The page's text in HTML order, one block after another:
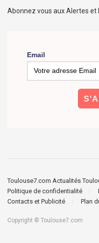
Abonnez vous aux Alertes
Email
Toulouse7.com Actualités
Politique de confidentialité
Contacts et Publicité
Plan
Copyright © Toulouse7.com